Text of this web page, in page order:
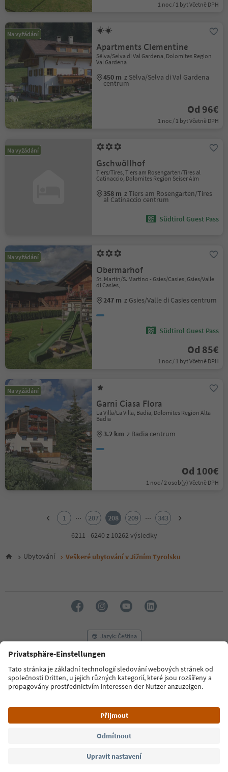
1 noc / 1 byt Včetně DPH
Na vyžádání
Apartments Clementine
Sëlva/Selva di Val Gardena, Dolomites Region
Val Gardena
450 m z Sëlva/Selva di Val Gardena
centrum
Od 96€
1 noc / 1 byt Včetně DPH
Na vyžádání
Gschwöllhof
Tiers/Tires, Tiers am Rosengarten/Tires al
Catinaccio, Dolomites Region Seiser Alm
358 m z Tiers am Rosengarten/Tires
al Catinaccio centrum
Südtirol Guest Pass
Na vyžádání
Obermarhof
St. Martin/S. Martino - Gsies/Casies, Gsies/Valle
di Casies,
247 m z Gsies/Valle di Casies centrum
Südtirol Guest Pass
Od 85€
1 noc / 1 byt Včetně DPH
Na vyžádání
Garni Ciasa Flora
La Villa/La Villa, Badia, Dolomites Region Alta
Badia
3.2 km z Badia centrum
Od 100€
1 noc / 2 osob(y) Včetně DPH
6
16
17
18
19
21
1 ... 207 208 209 ...
343
6211 - 6240 z 10262 výsledky
Ubytování Veškeré ubytování v Jižním Tyrolsku
Jazyk: Čeština
FAQ Kontaktujte nás Tisk
MICE
Zásady ochrany osobních údajů
Podmínky a ujednání
Tiráž
Prohlášení o přístupnosti